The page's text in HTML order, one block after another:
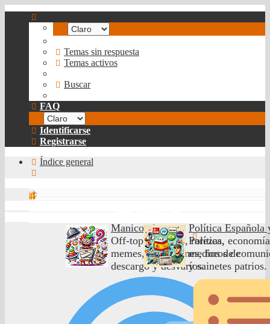
Temas sin respuesta
Temas activos
Buscar
FAQ
Identificarse
Registrarse
Índice general
Manicomio
Off-topic, humor, rarezas,
memes, confesiones, foros de
descargo y desvaríos.
Política Española
Política,
medios de
y sainetes patrios.